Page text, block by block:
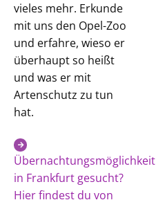
vieles mehr. Erkunde
mit uns den Opel-Zoo
und erfahre, wieso er
überhaupt so heißt
und was er mit
Artenschutz zu tun
hat.
Übernachtungsmöglichkeit
in Frankfurt gesucht?
Hier findest du von